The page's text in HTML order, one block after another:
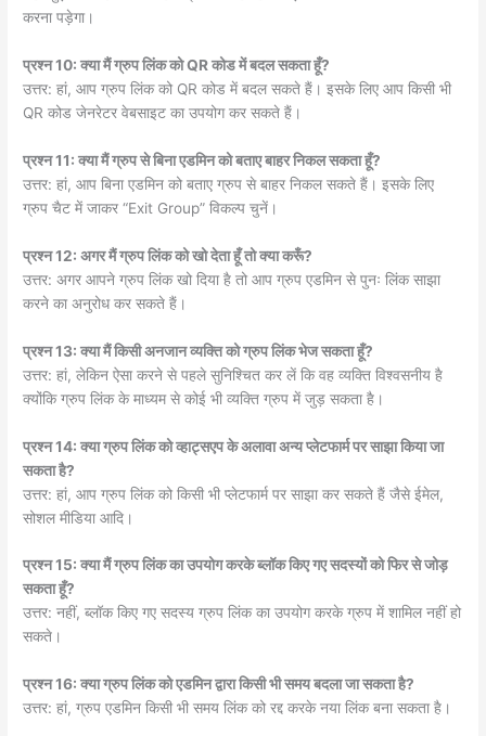
करना पड़ेगा।
प्रश्न 10: क्या मैं ग्रुप लिंक को QR कोड में बदल सकता हूँ?
उत्तर: हां, आप ग्रुप लिंक को QR कोड में बदल सकते हैं। इसके लिए आप किसी भी
QR कोड जेनरेटर वेबसाइट का उपयोग कर सकते हैं।
प्रश्न 11: क्या मैं ग्रुप से बिना एडमिन को बताए बाहर निकल सकता हूँ?
उत्तर: हां, आप बिना एडमिन को बताए ग्रुप से बाहर निकल सकते हैं। इसके लिए
ग्रुप चैट में जाकर “Exit Group” विकल्प चुनें।
प्रश्न 12: अगर मैं ग्रुप लिंक को खो देता हूँ तो क्या करूँ?
उत्तर: अगर आपने ग्रुप लिंक खो दिया है तो आप ग्रुप एडमिन से पुनः लिंक साझा
करने का अनुरोध कर सकते हैं।
प्रश्न 13: क्या मैं किसी अनजान व्यक्ति को ग्रुप लिंक भेज सकता हूँ?
उत्तर: हां, लेकिन ऐसा करने से पहले सुनिश्चित कर लें कि वह व्यक्ति विश्वसनीय है
क्योंकि ग्रुप लिंक के माध्यम से कोई भी व्यक्ति ग्रुप में जुड़ सकता है।
प्रश्न 14: क्या ग्रुप लिंक को व्हाट्सएप के अलावा अन्य प्लेटफार्म पर साझा किया जा
सकता है?
उत्तर: हां, आप ग्रुप लिंक को किसी भी प्लेटफार्म पर साझा कर सकते हैं जैसे ईमेल,
सोशल मीडिया आदि।
प्रश्न 15: क्या मैं ग्रुप लिंक का उपयोग करके ब्लॉक किए गए सदस्यों को फिर से जोड़
सकता हूँ?
उत्तर: नहीं, ब्लॉक किए गए सदस्य ग्रुप लिंक का उपयोग करके ग्रुप में शामिल नहीं हो
सकते।
प्रश्न 16: क्या ग्रुप लिंक को एडमिन द्वारा किसी भी समय बदला जा सकता है?
उत्तर: हां, ग्रुप एडमिन किसी भी समय लिंक को रद्द करके नया लिंक बना सकता है।